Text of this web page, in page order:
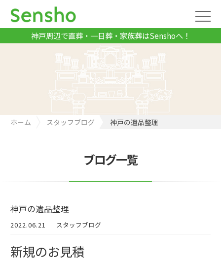
神戸周辺で直葬・一日葬・家族葬はSenshoへ！
ホーム スタッフブログ 神戸の遺品整理
ブログ一覧
神戸の遺品整理
2022.06.21 スタッフブログ
新規のお見積